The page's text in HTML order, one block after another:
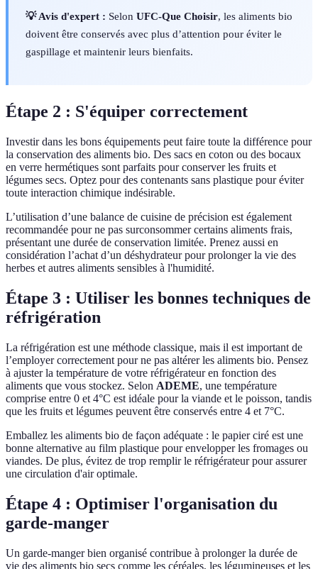
💡 Avis d'expert : Selon UFC-Que Choisir, les aliments bio
doivent être conservés avec plus d’attention pour éviter le
gaspillage et maintenir leurs bienfaits.
Étape 2 : S'équiper correctement
Investir dans les bons équipements peut faire toute la différence pour
la conservation des aliments bio. Des sacs en coton ou des bocaux
en verre hermétiques sont parfaits pour conserver les fruits et
légumes secs. Optez pour des contenants sans plastique pour éviter
toute interaction chimique indésirable.
L’utilisation d’une balance de cuisine de précision est également
recommandée pour ne pas surconsommer certains aliments frais,
présentant une durée de conservation limitée. Prenez aussi en
considération l’achat d’un déshydrateur pour prolonger la vie des
herbes et autres aliments sensibles à l'humidité.
Étape 3 : Utiliser les bonnes techniques de
réfrigération
La réfrigération est une méthode classique, mais il est important de
l’employer correctement pour ne pas altérer les aliments bio. Pensez
à ajuster la température de votre réfrigérateur en fonction des
aliments que vous stockez. Selon ADEME, une température
comprise entre 0 et 4°C est idéale pour la viande et le poisson, tandis
que les fruits et légumes peuvent être conservés entre 4 et 7°C.
Emballez les aliments bio de façon adéquate : le papier ciré est une
bonne alternative au film plastique pour envelopper les fromages ou
viandes. De plus, évitez de trop remplir le réfrigérateur pour assurer
une circulation d'air optimale.
Étape 4 : Optimiser l'organisation du
garde-manger
Un garde-manger bien organisé contribue à prolonger la durée de
vie des aliments bio secs comme les céréales, les légumineuses et les